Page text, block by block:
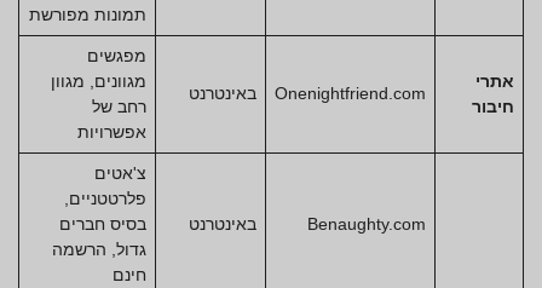
תמונות מפורשת
אתרי
חיבור
Onenightfriend.com באינטרנט
מפגשים
מגוונים, מגוון
רחב של
אפשרויות
Benaughty.com באינטרנט
צ'אטים
פלרטטניים,
בסיס חברים
גדול, הרשמה
חינם